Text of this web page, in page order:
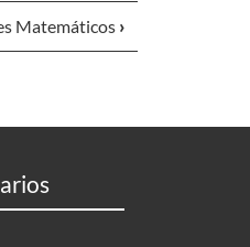
Matemáticos ›